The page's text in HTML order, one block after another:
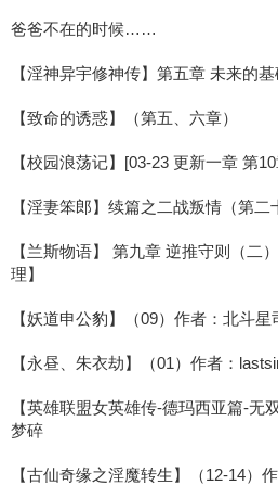
爸爸不在的时候……
【淫神异宇修神传】第五章 未来的基
【致命的诱惑】（第五、六章）
【校园浪荡记】[03-23 更新一章 第
【淫妻笨郎】续篇之二战叛情（第二
【兰斯物语】 第九章 逆推守则（二
理】
【妖道申公豹】（09）作者：北斗星
【永昼、朱衣劫】（01）作者：
【英雄联盟女英雄传-德玛西亚篇-无
梦碎
【古仙奇缘之淫魔转生】（12-14）